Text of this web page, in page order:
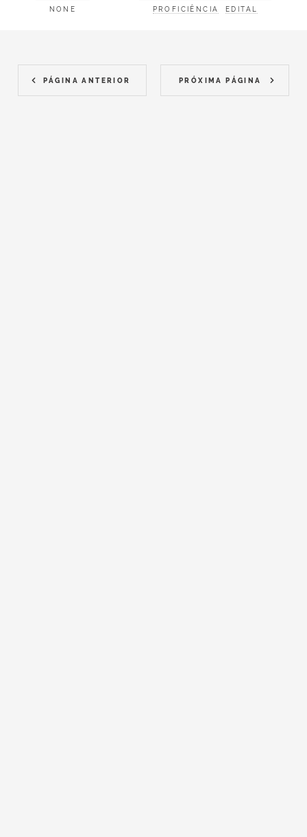
NONE PROFICIÊNCIA EDITAL
PÁGINA ANTERIOR PRÓXIMA PÁGINA